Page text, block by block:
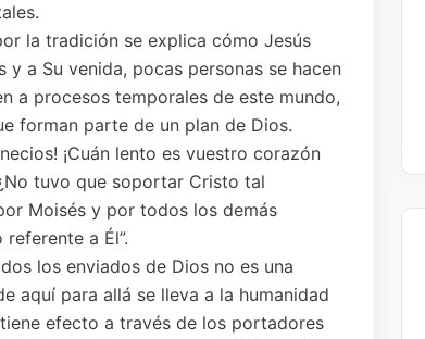
la tradición se explica cómo Jesús
a Su venida, pocas personas se hacen
a procesos temporales de este mundo,
forman parte de un plan de Dios.
¡Cuán lento es vuestro corazón
tuvo que soportar Cristo tal
Moisés y por todos los demás
a Él”.
los enviados de Dios no es una
aquí para allá se lleva a la humanidad
efecto a través de los portadores